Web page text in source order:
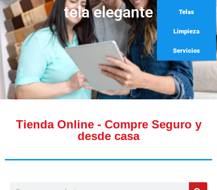
Telas
Limpieza
Servicios
tela elegante
Tienda Online - Compre Seguro y
desde casa